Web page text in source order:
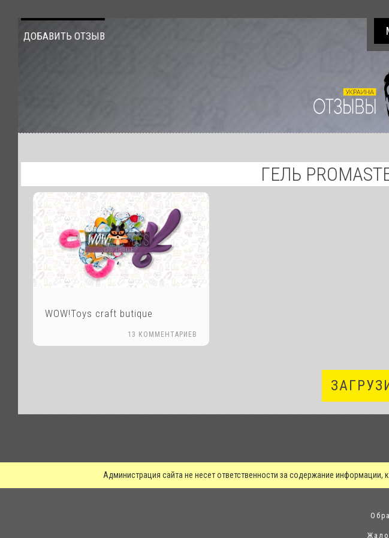
ДОБАВИТЬ ОТЗЫВ
ГЕЛЬ
WOW!Toys craft butique
13 КОММЕНТАРИЕВ
Администрация сайта не несет ответственности за содержание